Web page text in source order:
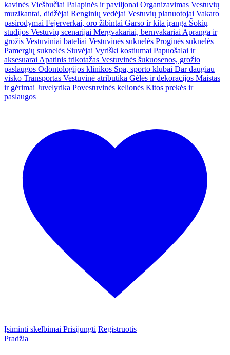
kavinės Viešbučiai Palapinės ir paviljonai Organizavimas Vestuvių
muzikantai, didžėjai Renginių vedėjai Vestuvių planuotojai Vakaro
pasirodymai Fejerverkai, oro žibintai Garso ir kita įranga Šokių
studijos Vestuvių scenarijai Mergvakariai, bernvakariai Apranga ir
grožis Vestuviniai bateliai Vestuvinės suknelės Proginės suknelės
Pamergių suknelės Siuvėjai Vyriški kostiumai Papuošalai ir
aksesuarai Apatinis trikotažas Vestuvinės šukuosenos, grožio
paslaugos Odontologijos klinikos Spa, sporto klubai Dar daugiau
visko Transportas Vestuvinė atributika Gėlės ir dekoracijos Maistas
ir gėrimai Juvelyrika Povestuvinės kelionės Kitos prekės ir
paslaugos
Įsiminti skelbimai Prisijungti Registruotis
Pradžia